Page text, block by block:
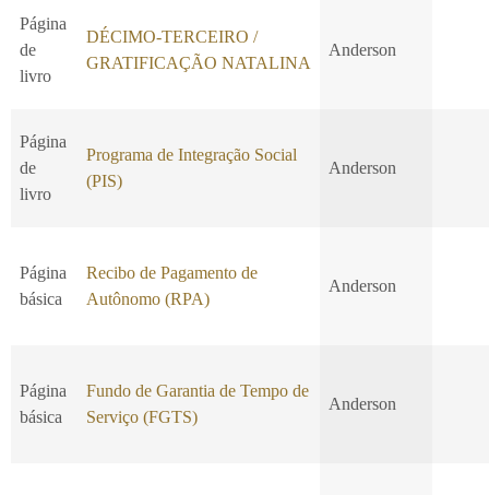
Página
de
livro
DÉCIMO-TERCEIRO /
GRATIFICAÇÃO NATALINA
Anderson
Página
de
livro
Programa de Integração Social
(PIS)
Anderson
Página
básica
Recibo de Pagamento de
Autônomo (RPA)
Anderson
Página
básica
Fundo de Garantia de Tempo de
Serviço (FGTS)
Anderson